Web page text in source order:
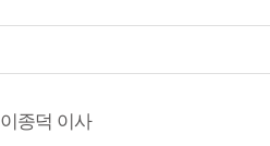
이종덕 이사